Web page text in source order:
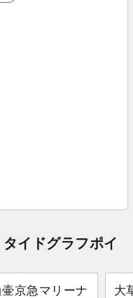
イドグラフポイ
京急マリーナ 大